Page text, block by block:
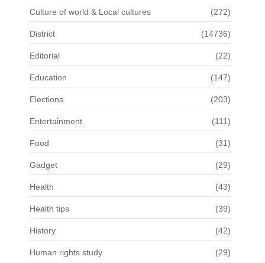
Culture of world & Local cultures (272)
District (14736)
Editorial (22)
Education (147)
Elections (203)
Entertainment (111)
Food (31)
Gadget (29)
Health (43)
Health tips (39)
History (42)
Human rights study (29)